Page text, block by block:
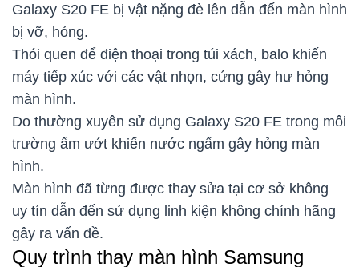
Galaxy S20 FE bị vật nặng đè lên dẫn đến màn hình
bị vỡ, hỏng.
Thói quen để điện thoại trong túi xách, balo khiến
máy tiếp xúc với các vật nhọn, cứng gây hư hỏng
màn hình.
Do thường xuyên sử dụng Galaxy S20 FE trong môi
trường ẩm ướt khiến nước ngấm gây hỏng màn
hình.
Màn hình đã từng được thay sửa tại cơ sở không
uy tín dẫn đến sử dụng linh kiện không chính hãng
gây ra vấn đề.
Quy trình thay màn hình Samsung